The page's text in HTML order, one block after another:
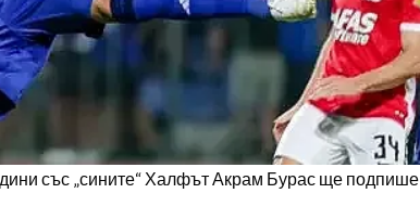
със „сините“ Халфът Акрам Бурас ще подпише